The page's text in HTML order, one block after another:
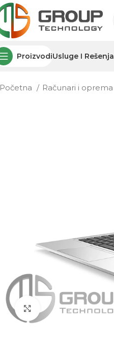
ProizvodiUsluge I Rešenja
Početna Računari i oprema
Click to enlarge